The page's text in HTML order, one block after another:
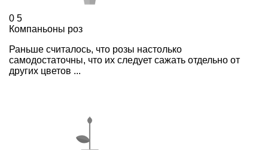
0 5
Компаньоны роз
Раньше считалось, что розы настолько
самодостаточны, что их следует сажать отдельно от
других цветов ...